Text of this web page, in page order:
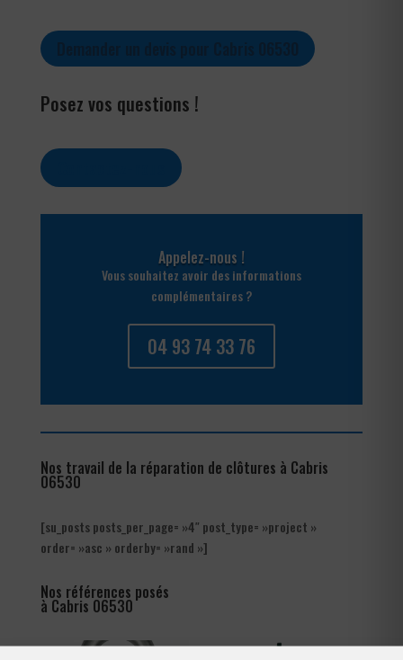
Posez vos questions !
Appelez-nous !
Vous souhaitez avoir des informations
complémentaires ?
04 93 74 33 76
Nos travail de la réparation de clôtures à Cabris
06530
[su_posts posts_per_page= »4″ post_type= »project »
order= »asc » orderby= »rand »]
Nos références posés
à Cabris 06530